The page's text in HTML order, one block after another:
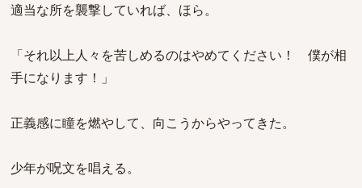
適当な所を襲撃していれば、ほら。
「それ以上人々を苦しめるのはやめてください！ 僕が相
手になります！」
正義感に瞳を燃やして、向こうからやってきた。
少年が呪文を唱える。